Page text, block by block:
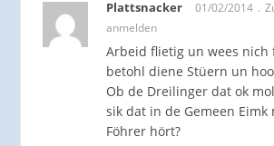
Plattsnacker 01/02/2014
anmelden
Arbeid flietig un wees nich
betohl diene Stüern un
Ob de Dreilinger dat ok
sik dat in de Gemeen Eimk
Föhrer hört?